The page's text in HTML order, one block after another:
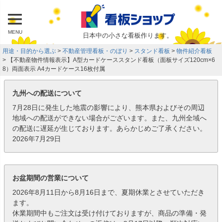
MENU 日本中の小さな看板作ります。
用途・目的から選ぶ 不動産管理看板・のぼり スタンド看板
物件紹介看板
【不動産物件情報表示】A型カードケーススタンド看板（面板サイズ120cm×6
8）両面表示 A4カードケース16枚付属
九州への配送について
7月28日に発生した地震の影響により、熊本県およびその周辺
地域への配送ができない場合がございます。また、九州全域へ
の配送に遅延が生じております。あらかじめご了承ください。
2026年7月29日
お盆期間の営業について
2026年8月11日から8月16日まで、夏期休業とさせていただき
ます。
休業期間中もご注文は受け付けておりますが、商品の準備・発